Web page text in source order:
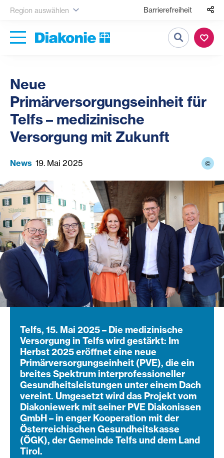
Region auswählen Barrierefreiheit
Suche
Neue
Primärversorgungseinheit für
Telfs – medizinische
Versorgung mit Zukunft
News 19. Mai 2025 ©
Telfs, 15. Mai 2025 – Die medizinische
Versorgung in Telfs wird gestärkt: Im
Herbst 2025 eröffnet eine neue
Primärversorgungseinheit (PVE), die ein
breites Spektrum interprofessioneller
Gesundheitsleistungen unter einem Dach
vereint. Umgesetzt wird das Projekt vom
Diakoniewerk mit seiner PVE Diakonissen
GmbH – in enger Kooperation mit der
Österreichischen Gesundheitskasse
(ÖGK), der Gemeinde Telfs und dem Land
Tirol.